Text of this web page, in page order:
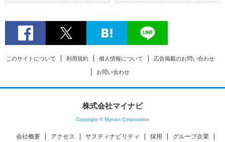
このサイトについて 利用規約 個人情報について 広告掲載のお問い合わせ
お問い合わせ
株式会社マイナビ
Copyright © Mynavi Corporation
会社概要 アクセス サスティナビリティ 採用 グループ企業